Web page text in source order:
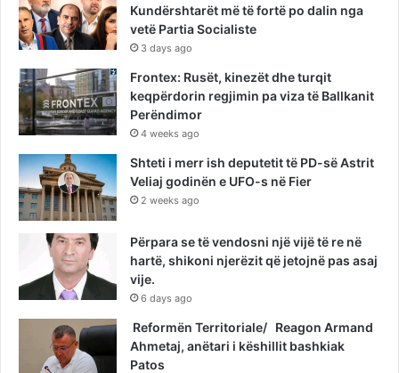
Kundërshtarët më të fortë po dalin nga
vetë Partia Socialiste
3 days ago
Frontex: Rusët, kinezët dhe turqit
keqpërdorin regjimin pa viza të Ballkanit
Perëndimor
4 weeks ago
Shteti i merr ish deputetit të PD-së Astrit
Veliaj godinën e UFO-s në Fier
2 weeks ago
Përpara se të vendosni një vijë të re në
hartë, shikoni njerëzit që jetojnë pas asaj
vije.
6 days ago
Reformën Territoriale/ Reagon Armand
Ahmetaj, anëtari i këshillit bashkiak
Patos